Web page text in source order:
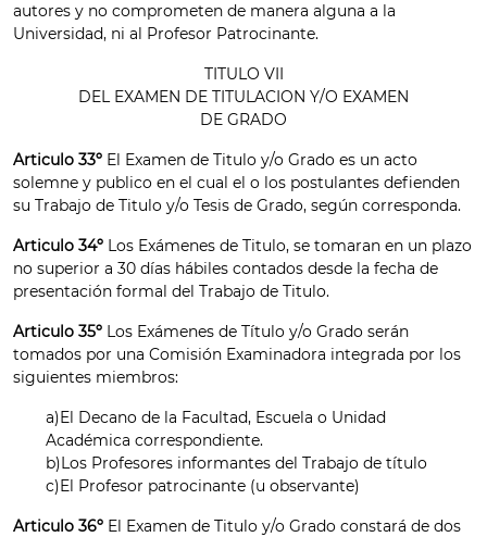
autores y no comprometen de manera alguna a la
Universidad, ni al Profesor Patrocinante.
TITULO VII
DEL EXAMEN DE TITULACION Y/O EXAMEN
DE GRADO
Articulo 33º El Examen de Titulo y/o Grado es un acto
solemne y publico en el cual el o los postulantes defienden
su Trabajo de Titulo y/o Tesis de Grado, según corresponda.
Articulo 34º Los Exámenes de Titulo, se tomaran en un plazo
no superior a 30 días hábiles contados desde la fecha de
presentación formal del Trabajo de Titulo.
Articulo 35º Los Exámenes de Título y/o Grado serán
tomados por una Comisión Examinadora integrada por los
siguientes miembros:
a)El Decano de la Facultad, Escuela o Unidad
Académica correspondiente.
b)Los Profesores informantes del Trabajo de título
c)El Profesor patrocinante (u observante)
Articulo 36º El Examen de Titulo y/o Grado constará de dos